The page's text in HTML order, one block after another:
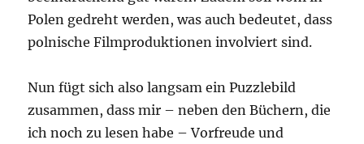
Polen gedreht werden, was auch bedeutet, dass
polnische Filmproduktionen involviert sind.
Nun fügt sich also langsam ein Puzzlebild
zusammen, dass mir – neben den Büchern, die
ich noch zu lesen habe – Vorfreude und